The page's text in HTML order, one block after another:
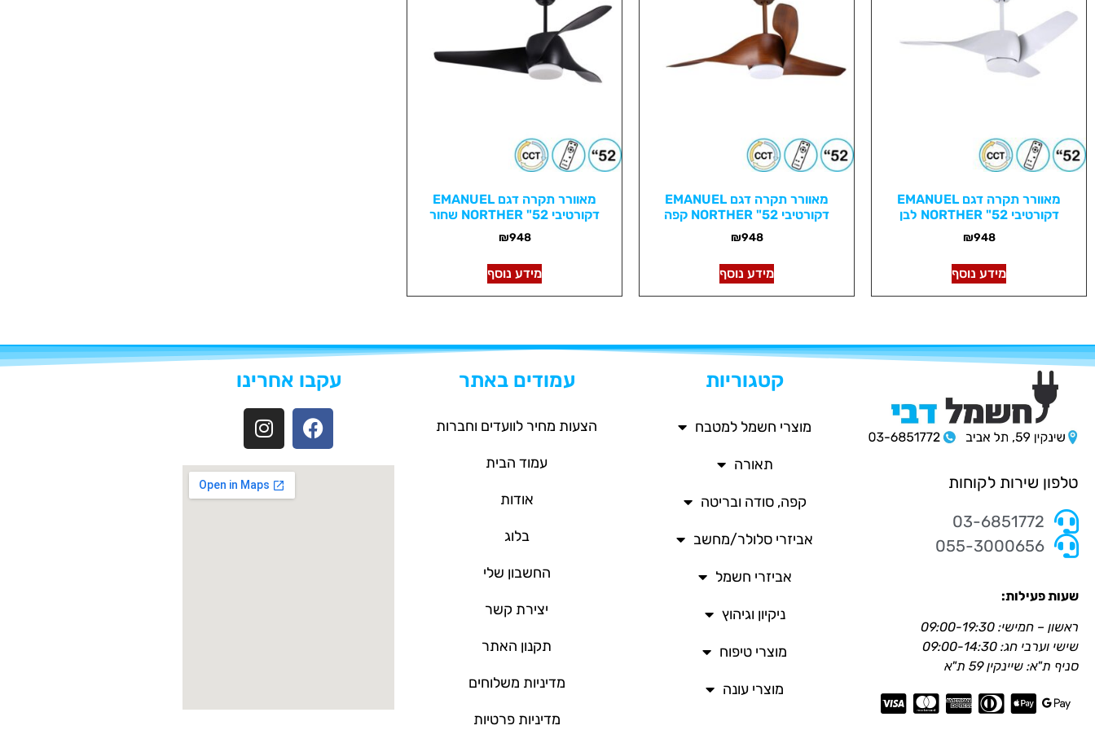
מאוורר תקרה דגם EMANUEL
דקורטיבי 52" NORTHER לבן
₪948
מידע נוסף
מאוורר תקרה דגם EMANUEL
דקורטיבי 52" NORTHER קפה
₪948
מידע נוסף
מאוורר תקרה דגם EMANUEL
דקורטיבי 52" NORTHER שחור
₪948
מידע נוסף
טלפון שירות לקוחות
03-6851772
055-3000656
שעות פעילות:
ראשון – חמישי: 09:00-19:30
שישי וערבי חג: 09:00-14:30
סניף ת"א: שיינקין 59 ת"א
קטגוריות
מוצרי חשמל למטבח
תאורה
קפה, סודה ובריטה
אביזרי סלולר/מחשב
אביזרי חשמל
ניקיון וגיהוץ
מוצרי טיפוח
מוצרי עונה
עמודים באתר
הצעות מחיר לוועדים וחברות
עמוד הבית
אודות
בלוג
החשבון שלי
יצירת קשר
תקנון האתר
מדיניות משלוחים
מדיניות פרטיות
עקבו אחרינו